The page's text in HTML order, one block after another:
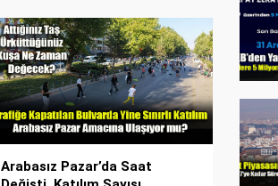
Arabasız Pazar’da Saat